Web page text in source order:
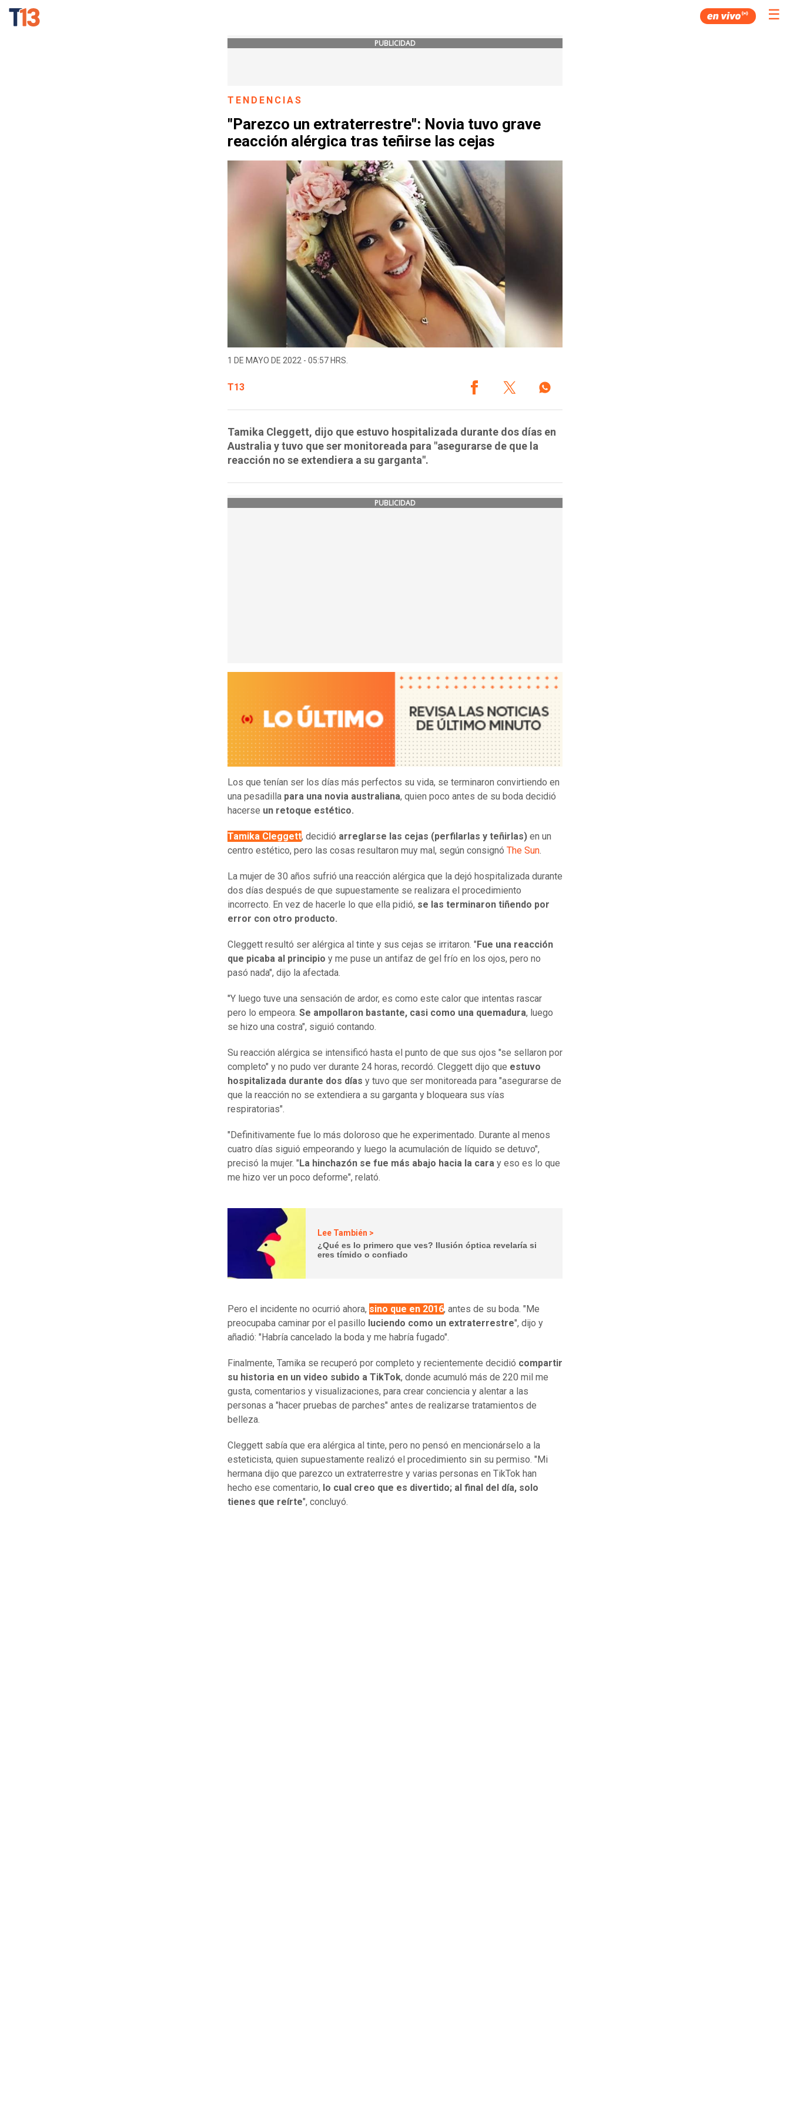
☰
PUBLICIDAD
TENDENCIAS
"Parezco un extraterrestre": Novia tuvo grave
reacción alérgica tras teñirse las cejas
1 DE MAYO DE 2022 - 05:57 HRS.
T13
Tamika Cleggett, dijo que estuvo hospitalizada durante dos días en
Australia y tuvo que ser monitoreada para "asegurarse de que la
reacción no se extendiera a su garganta".
PUBLICIDAD
Los que tenían ser los días más perfectos su vida, se terminaron convirtiendo en
una pesadilla para una novia australiana, quien poco antes de su boda decidió
hacerse un retoque estético.
Tamika Cleggett, decidió arreglarse las cejas (perfilarlas y teñirlas) en un
centro estético, pero las cosas resultaron muy mal, según consignó The Sun.
La mujer de 30 años sufrió una reacción alérgica que la dejó hospitalizada durante
dos días después de que supuestamente se realizara el procedimiento
incorrecto. En vez de hacerle lo que ella pidió, se las terminaron tiñendo por
error con otro producto.
Cleggett resultó ser alérgica al tinte y sus cejas se irritaron. " Fue una reacción
que picaba al principio y me puse un antifaz de gel frío en los ojos, pero no
pasó nada", dijo la afectada.
"Y luego tuve una sensación de ardor, es como este calor que intentas rascar
pero lo empeora. Se ampollaron bastante, casi como una quemadura, luego
se hizo una costra", siguió contando.
Su reacción alérgica se intensificó hasta el punto de que sus ojos "se sellaron por
completo" y no pudo ver durante 24 horas, recordó. Cleggett dijo que estuvo
hospitalizada durante dos días y tuvo que ser monitoreada para "asegurarse de
que la reacción no se extendiera a su garganta y bloqueara sus vías
respiratorias".
"Definitivamente fue lo más doloroso que he experimentado. Durante al menos
cuatro días siguió empeorando y luego la acumulación de líquido se detuvo",
precisó la mujer. " La hinchazón se fue más abajo hacia la cara y eso es lo que
me hizo ver un poco deforme", relató.
Lee También >
¿Qué es lo primero que ves? Ilusión óptica revelaría si
eres tímido o confiado
Pero el incidente no ocurrió ahora, sino que en 2016, antes de su boda. "Me
preocupaba caminar por el pasillo luciendo como un extraterrestre", dijo y
añadió: "Habría cancelado la boda y me habría fugado".
Finalmente, Tamika se recuperó por completo y recientemente decidió compartir
su historia en un video subido a TikTok, donde acumuló más de 220 mil me
gusta, comentarios y visualizaciones, para crear conciencia y alentar a las
personas a "hacer pruebas de parches" antes de realizarse tratamientos de
belleza.
Cleggett sabía que era alérgica al tinte, pero no pensó en mencionárselo a la
esteticista, quien supuestamente realizó el procedimiento sin su permiso. "Mi
hermana dijo que parezco un extraterrestre y varias personas en TikTok han
hecho ese comentario, lo cual creo que es divertido; al final del día, solo
tienes que reírte", concluyó.